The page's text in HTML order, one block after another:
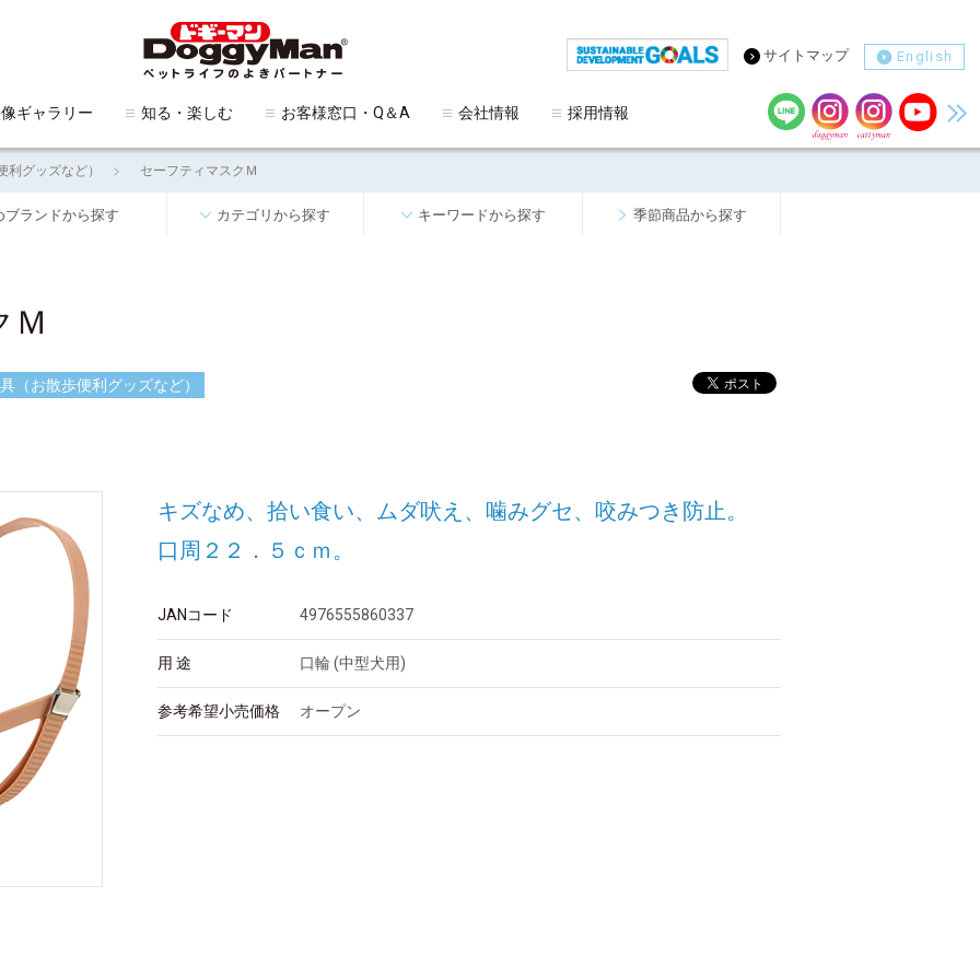
ギャラリー 知る・楽しむ お客様窓口・Q＆A 会社情報 採用情報
サイトマップ English
利グッズなど） セーフティマスクＭ
ブランドから探す カテゴリから探す キーワードから探す 季節商品から探す
Ｍ
（お散歩便利グッズなど）
キズなめ、拾い食い、ムダ吠え、噛みグセ、咬みつき防止。
口周２２．５ｃｍ。
JANコード 4976555860337
用 途 口輪 (中型犬用)
参考希望小売価格 オープン